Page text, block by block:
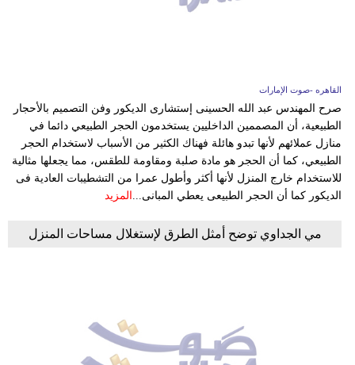
القاهره -صوت الإمارات
صرح المهندس عبد الله الحسينى إستشارى الديكور وفن التصميم بالأحجار
الطبيعية، أن المصممين الداخليين يستخدمون الحجر الطبيعي دائما في
منازل عملائهم لأنها تبدو هائلة فهناك الكثير من الأسباب لاستخدام الحجر
الطبيعي، كما أن الحجر هو مادة صلبة ومقاومة للطقس، مما يجعلها مثالية
للاستخدام خارج المنزل لأنها أكثر وأطول عمرا من التشطيبات العادية فى
الديكور كما أن الحجر الطبيعى يعطي المبانى... المزيد
مي الجداوي توضح أمثل الطرق لإستغلال مساحات المنزل